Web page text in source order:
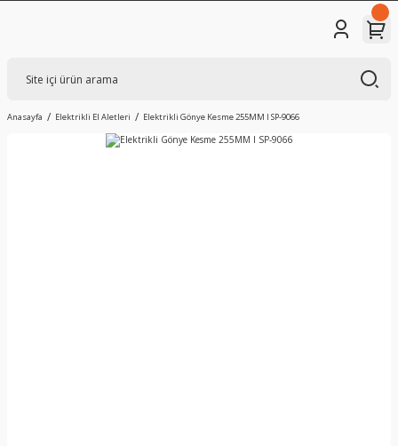
Anasayfa Elektrikli El Aletleri Elektrikli Gönye Kesme 255MM I SP-9066